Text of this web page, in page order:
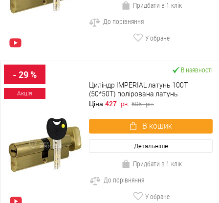
Придбати в 1 клік
До порівняння
У обране
- 29 %
Акція
В наявності
Циліндр IMPERIAL латунь 100T
(50*50T) полірована латунь
Ціна 427 грн. 605грн.
В кошик
Детальніше
Придбати в 1 клік
До порівняння
У обране